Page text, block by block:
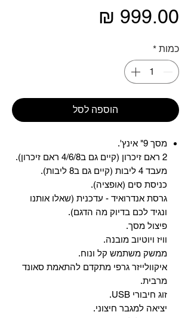
כמות *
הוספה לסל
מסך 9" אינץ'.
2 ראם זיכרון (קיים גם ב4/6/8 ראם זיכרון).
מעבד 4 ליבות (קיים גם ב8 ליבות).
כניסת סים (אופציה).
גרסת אנדרואיד - עדכנית (שאלו אותנו
ונגיד לכם בדיוק מה הדגם).
פיצול מסך.
וויז ויוטיוב מובנה.
ממשק משתמש קל ונוח.
איקוולייזר גרפי מתקדם להתאמת סאונד
מרבית.
זוג חיבורי USB.
יציאה למגבר חיצוני.